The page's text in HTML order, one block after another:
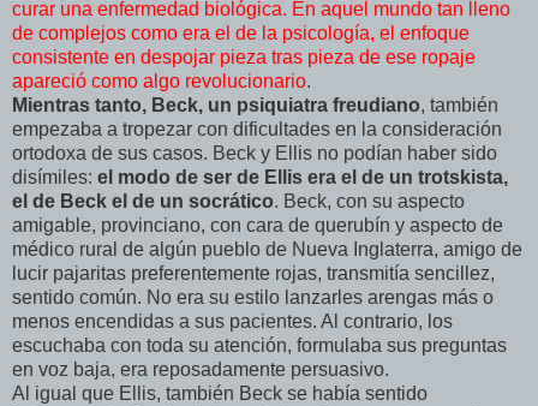
curar una enfermedad biológica. En aquel mundo tan lleno
de complejos como era el de la psicología, el enfoque
consistente en despojar pieza tras pieza de ese ropaje
apareció como algo revolucionario.
Mientras tanto, Beck, un psiquiatra freudiano, también
empezaba a tropezar con dificultades en la consideración
ortodoxa de sus casos. Beck y Ellis no podían haber sido
disímiles: el modo de ser de Ellis era el de un trotskista,
el de Beck el de un socrático. Beck, con su aspecto
amigable, provinciano, con cara de querubín y aspecto de
médico rural de algún pueblo de Nueva Inglaterra, amigo de
lucir pajaritas preferentemente rojas, transmitía sencillez,
sentido común. No era su estilo lanzarles arengas más o
menos encendidas a sus pacientes. Al contrario, los
escuchaba con toda su atención, formulaba sus preguntas
en voz baja, era reposadamente persuasivo.
Al igual que Ellis, también Beck se había sentido